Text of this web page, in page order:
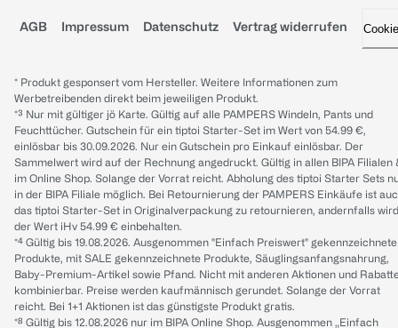
AGB Impressum Datenschutz Vertrag widerrufen
* Produkt gesponsert vom Hersteller. Weitere Informationen zum
Werbetreibenden direkt beim jeweiligen Produkt.
*³ Nur mit gültiger jö Karte. Gültig auf alle PAMPERS Windeln, Pants und
Feuchttücher. Gutschein für ein tiptoi Starter-Set im Wert von 54.99 €,
einlösbar bis 30.09.2026. Nur ein Gutschein pro Einkauf einlösbar. Der
Sammelwert wird auf der Rechnung angedruckt. Gültig in allen BIPA Filialen
im Online Shop. Solange der Vorrat reicht. Abholung des tiptoi Starter Sets
in der BIPA Filiale möglich. Bei Retournierung der PAMPERS Einkäufe ist
das tiptoi Starter-Set in Originalverpackung zu retournieren, andernfalls wird
der Wert iHv 54.99 € einbehalten.
*⁴ Gültig bis 19.08.2026. Ausgenommen "Einfach Preiswert" gekennzeichnete
Produkte, mit SALE gekennzeichnete Produkte, Säuglingsanfangsnahrung,
Baby-Premium-Artikel sowie Pfand. Nicht mit anderen Aktionen und
kombinierbar. Preise werden kaufmännisch gerundet. Solange der Vorrat
reicht. Bei 1+1 Aktionen ist das günstigste Produkt gratis.
*⁸ Gültig bis 12.08.2026 nur im BIPA Online Shop. Ausgenommen „Einfach